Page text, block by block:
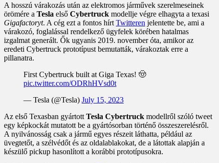
A hosszú várakozás után az elektromos járművek szerelmeseinek
örömére a Tesla első Cybertruck modellje végre elhagyta a texasi
Gigafactoryt. A cég ezt a fontos hírt Twitteren jelentette be, ami a
várakozó, foglalással rendelkező ügyfelek körében hatalmas
izgalmat generált. Ők ugyanis 2019. november óta, amikor az
eredeti Cybertruck prototípust bemutatták, várakoztak erre a
pillanatra.
First Cybertruck built at Giga Texas! 🤠
pic.twitter.com/ODRhHVsd0t
— Tesla (@Tesla) July 15, 2023
Az első Texasban gyártott Tesla Cybertruck modellről szóló tweet
egy képkockát mutatott be a gyártósorban történő összeszerelésről.
A nyilvánosság csak a jármű egyes részeit láthatta, például az
üvegtetőt, a szélvédőt és az oldalablakokat, de a látottak alapján a
készülő pickup hasonlított a korábbi prototípusokra.